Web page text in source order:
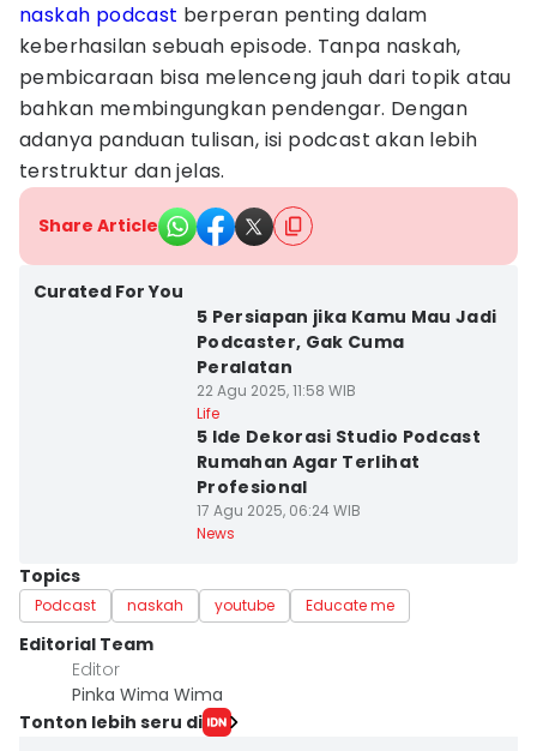
naskah podcast berperan penting dalam
keberhasilan sebuah episode. Tanpa naskah,
pembicaraan bisa melenceng jauh dari topik atau
bahkan membingungkan pendengar. Dengan
adanya panduan tulisan, isi podcast akan lebih
terstruktur dan jelas.
Share Article
Curated For You
5 Persiapan jika Kamu Mau Jadi
Podcaster, Gak Cuma
Peralatan
22 Agu 2025, 11:58 WIB
Life
5 Ide Dekorasi Studio Podcast
Rumahan Agar Terlihat
Profesional
17 Agu 2025, 06:24 WIB
News
Topics
Podcast naskah youtube Educate me
Editorial Team
Editor
Pinka Wima Wima
Tonton lebih seru di